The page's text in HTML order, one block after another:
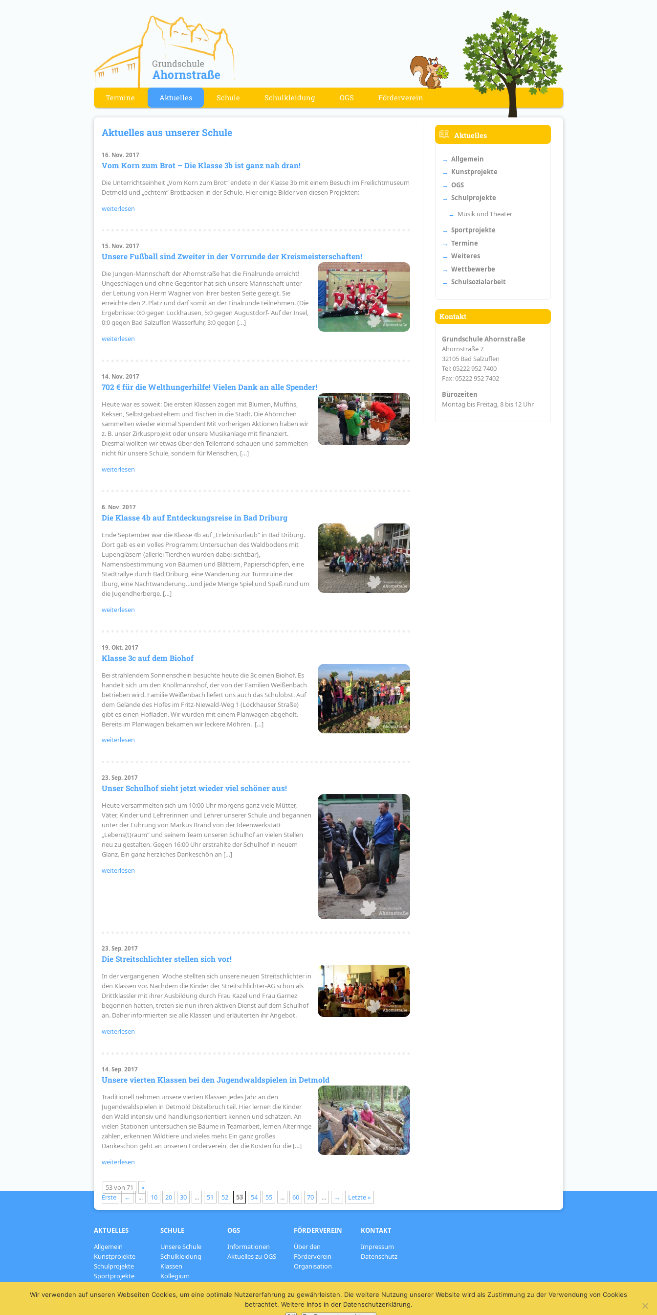
Termine Aktuelles Schule Schulkleidung OGS Förderverein
Aktuelles aus unserer Schule
16. Nov. 2017
Vom Korn zum Brot – Die Klasse 3b ist ganz nah dran!
Die Unterrichtseinheit „Vom Korn zum Brot“ endete in der Klasse 3b mit einem Besuch im Freilichtmuseum
Detmold und „echtem“ Brotbacken in der Schule. Hier einige Bilder von diesen Projekten:
weiterlesen
15. Nov. 2017
Unsere Fußball sind Zweiter in der Vorrunde der Kreismeisterschaften!
Die Jungen-Mannschaft der Ahornstraße hat die Finalrunde erreicht!
Ungeschlagen und ohne Gegentor hat sich unsere Mannschaft unter
der Leitung von Herrn Wagner von ihrer besten Seite gezeigt. Sie
erreichte den 2. Platz und darf somit an der Finalrunde teilnehmen. (Die
Ergebnisse: 0:0 gegen Lockhausen, 5:0 gegen Augustdorf- Auf der Insel,
0:0 gegen Bad Salzuflen Wasserfuhr, 3:0 gegen […]
weiterlesen
14. Nov. 2017
702 € für die Welthungerhilfe! Vielen Dank an alle Spender!
Heute war es soweit: Die ersten Klassen zogen mit Blumen, Muffins,
Keksen, Selbstgebasteltem und Tischen in die Stadt. Die Ahörnchen
sammelten wieder einmal Spenden! Mit vorherigen Aktionen haben wir
z. B. unser Zirkusprojekt oder unsere Musikanlage mit finanziert.
Diesmal wollten wir etwas über den Tellerrand schauen und sammelten
nicht für unsere Schule, sondern für Menschen, […]
weiterlesen
6. Nov. 2017
Die Klasse 4b auf Entdeckungsreise in Bad Driburg
Ende September war die Klasse 4b auf „Erlebnisurlaub“ in Bad Driburg.
Dort gab es ein volles Programm: Untersuchen des Waldbodens mit
Lupengläsern (allerlei Tierchen wurden dabei sichtbar),
Namensbestimmung von Bäumen und Blättern, Papierschöpfen, eine
Stadtrallye durch Bad Driburg, eine Wanderung zur Turmruine der
Iburg, eine Nachtwanderung…und jede Menge Spiel und Spaß rund um
die Jugendherberge. […]
weiterlesen
19. Okt. 2017
Klasse 3c auf dem Biohof
Bei strahlendem Sonnenschein besuchte heute die 3c einen Biohof. Es
handelt sich um den Knollmannshof, der von der Familien Weißenbach
betrieben wird. Familie Weißenbach liefert uns auch das Schulobst. Auf
dem Gelände des Hofes im Fritz-Niewald-Weg 1 (Lockhauser Straße)
gibt es einen Hofladen. Wir wurden mit einem Planwagen abgeholt.
Bereits im Planwagen bekamen wir leckere Möhren. […]
weiterlesen
23. Sep. 2017
Unser Schulhof sieht jetzt wieder viel schöner aus!
Heute versammelten sich um 10:00 Uhr morgens ganz viele Mütter,
Väter, Kinder und Lehrerinnen und Lehrer unserer Schule und begannen
unter der Führung von Markus Brand von der Ideenwerkstatt
„Lebens(t)raum“ und seinem Team unseren Schulhof an vielen Stellen
neu zu gestalten. Gegen 16:00 Uhr erstrahlte der Schulhof in neuem
Glanz. Ein ganz herzliches Dankeschön an […]
weiterlesen
23. Sep. 2017
Die Streitschlichter stellen sich vor!
In der vergangenen Woche stellten sich unsere neuen Streitschlichter in
den Klassen vor. Nachdem die Kinder der Streitschlichter-AG schon als
Drittklässler mit ihrer Ausbildung durch Frau Kazel und Frau Garnez
begonnen hatten, treten sie nun ihren aktiven Dienst auf dem Schulhof
an. Daher informierten sie alle Klassen und erläuterten ihr Angebot.
weiterlesen
14. Sep. 2017
Unsere vierten Klassen bei den Jugendwaldspielen in Detmold
Traditionell nehmen unsere vierten Klassen jedes Jahr an den
Jugendwaldspielen in Detmold Distelbruch teil. Hier lernen die Kinder
den Wald intensiv und handlungsorientiert kennen und schätzen. An
vielen Stationen untersuchen sie Bäume in Teamarbeit, lernen Alterringe
zählen, erkennen Wildtiere und vieles mehr. Ein ganz großes
Dankeschön geht an unseren Förderverein, der die Kosten für die […]
weiterlesen
53 von 71
«
Erste
← ... 10 20 30 ... 51 52 53 54 55 ... 60 70 ... → Letzte »
Aktuelles
Allgemein
Kunstprojekte
OGS
Schulprojekte
Musik und Theater
Sportprojekte
Termine
Weiteres
Wettbewerbe
Schulsozialarbeit
Kontakt
Grundschule Ahornstraße
Ahornstraße 7
32105 Bad Salzuflen
Tel: 05222 952 7400
Fax: 05222 952 7402
Bürozeiten
Montag bis Freitag, 8 bis 12 Uhr
AKTUELLES
Allgemein
Kunstprojekte
Schulprojekte
Sportprojekte
Wettbewerbe
SCHULE
Unsere Schule
Schulkleidung
Klassen
Kollegium
OGS
Informationen
Aktuelles zu OGS
FÖRDERVEREIN
Über den
Förderverein
Organisation
KONTAKT
Impressum
Datenschutz
Wir verwenden auf unseren Webseiten Cookies, um eine optimale Nutzererfahrung zu gewährleisten. Die weitere Nutzung unserer Website wird als Zustimmung zu der Verwendung von Cookies
betrachtet. Weitere Infos in der Datenschutzerklärung.